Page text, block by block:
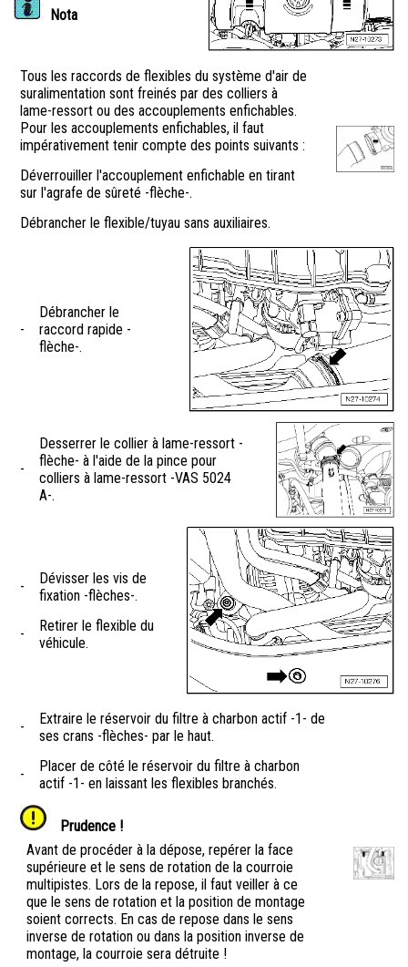
Nota
Tous les raccords de flexibles du système d'air de
suralimentation sont freinés par des colliers à
lame-ressort ou des accouplements enfichables.
Pour les accouplements enfichables, il faut
impérativement tenir compte des points suivants :
Déverrouiller l'accouplement enfichable en tirant
sur l'agrafe de sûreté -flèche-.
Débrancher le flexible/tuyau sans auxiliaires.
-
Débrancher le
raccord rapide -
flèche-.
-
Desserrer le collier à lame-ressort -
flèche- à l'aide de la pince pour
colliers à lame-ressort -VAS 5024
A-.
-
Dévisser les vis de
fixation -flèches-.
-
Retirer le flexible du
véhicule.
-
Extraire le réservoir du filtre à charbon actif -1- de
ses crans -flèches- par le haut.
-
Placer de côté le réservoir du filtre à charbon
actif -1- en laissant les flexibles branchés.
Prudence !
Avant de procéder à la dépose, repérer la face
supérieure et le sens de rotation de la courroie
multipistes. Lors de la repose, il faut veiller à ce
que le sens de rotation et la position de montage
soient corrects. En cas de repose dans le sens
inverse de rotation ou dans la position inverse de
montage, la courroie sera détruite !